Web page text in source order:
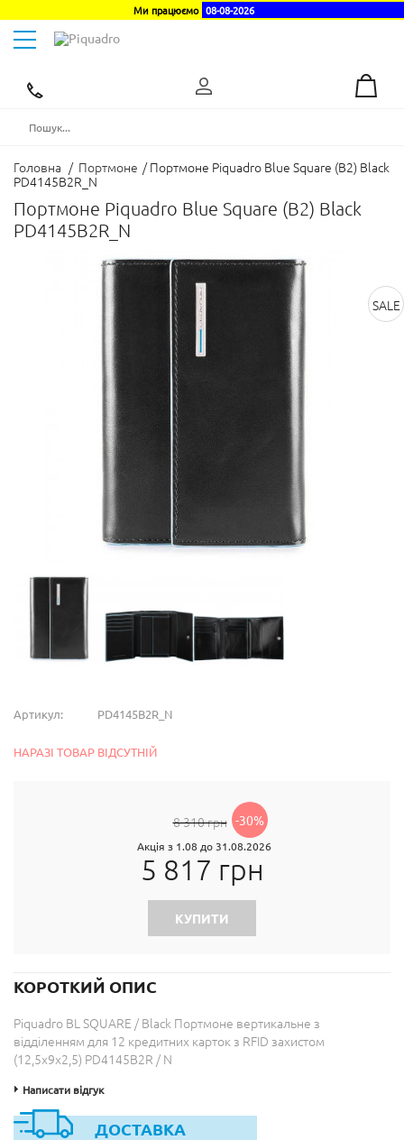
Ми працюємо 08-08-2026
Toggle
navigation
Головна / Портмоне / Портмоне Piquadro Blue Square (B2) Black
PD4145B2R_N
Портмоне Piquadro Blue Square (B2) Black
PD4145B2R_N
SALE
Артикул: PD4145B2R_N
НАРАЗІ ТОВАР ВІДСУТНІЙ
8 310 грн -30%
Акція з 1.08 до 31.08.2026
5 817 грн
КУПИТИ
КОРОТКИЙ ОПИС
Piquadro BL SQUARE / Black Портмоне вертикальне з
відділенням для 12 кредитних карток з RFID захистом
(12,5x9x2,5) PD4145B2R / N
Написати відгук
ДОСТАВКА